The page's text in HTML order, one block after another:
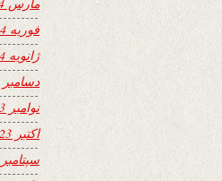
فوریه 2024
ژانویه 2024
دسامبر 2023
نوامبر 2023
اکتبر 2023
سپتامبر 2023